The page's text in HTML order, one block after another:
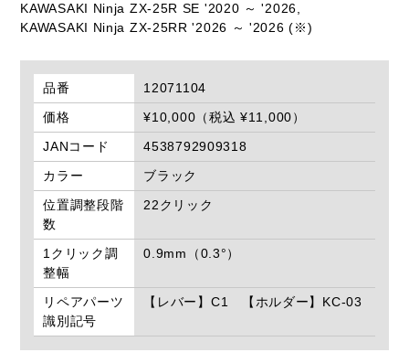
KAWASAKI Ninja ZX-25R SE '2020 ～ '2026,
KAWASAKI Ninja ZX-25RR '2026 ～ '2026 (※)
品番
12071104
価格
¥10,000（税込 ¥11,000）
JANコード
4538792909318
カラー
ブラック
位置調整段階
数
22クリック
1クリック調
整幅
0.9mm（0.3°）
リペアパーツ
識別記号
【レバー】C1 【ホルダー】KC-03